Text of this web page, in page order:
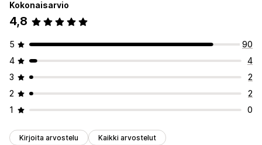
Kokonaisarvio
4,8
5
90
4
4
3
2
2
2
1
0
Kirjoita arvostelu Kaikki arvostelut